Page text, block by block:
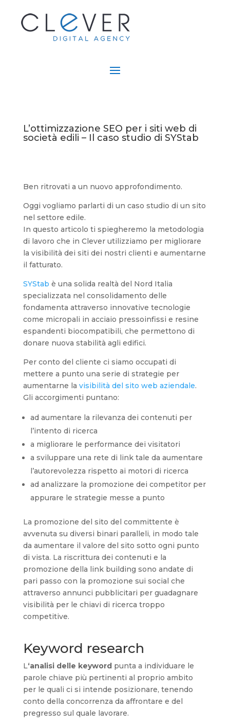
L’ottimizzazione SEO per i siti web di
società edili – Il caso studio di SYStab
Ben ritrovati a un nuovo approfondimento.
Oggi vogliamo parlarti di un caso studio di un sito
nel settore edile.
In questo articolo ti spiegheremo la metodologia
di lavoro che in Clever utilizziamo per migliorare
la visibilità dei siti dei nostri clienti e aumentarne
il fatturato.
SYStab è una solida realtà del Nord Italia
specializzata nel consolidamento delle
fondamenta attraverso innovative tecnologie
come micropali in acciaio pressoinfissi e resine
espandenti biocompatibili, che permettono di
donare nuova stabilità agli edifici.
Per conto del cliente ci siamo occupati di
mettere a punto una serie di strategie per
aumentarne la visibilità del sito web aziendale.
Gli accorgimenti puntano:
ad aumentare la rilevanza dei contenuti per
l’intento di ricerca
a migliorare le performance dei visitatori
a sviluppare una rete di link tale da aumentare
l’autorevolezza rispetto ai motori di ricerca
ad analizzare la promozione dei competitor per
appurare le strategie messe a punto
La promozione del sito del committente è
avvenuta su diversi binari paralleli, in modo tale
da aumentare il valore del sito sotto ogni punto
di vista. La riscrittura dei contenuti e la
promozione della link building sono andate di
pari passo con la promozione sui social che
attraverso annunci pubblicitari per guadagnare
visibilità per le chiavi di ricerca troppo
competitive.
Keyword research
L‘analisi delle keywordpunta a individuare le
parole chiave più pertinenti al proprio ambito
per le quali ci si intende posizionare, tenendo
conto della concorrenza da affrontare e del
pregresso sul quale lavorare.